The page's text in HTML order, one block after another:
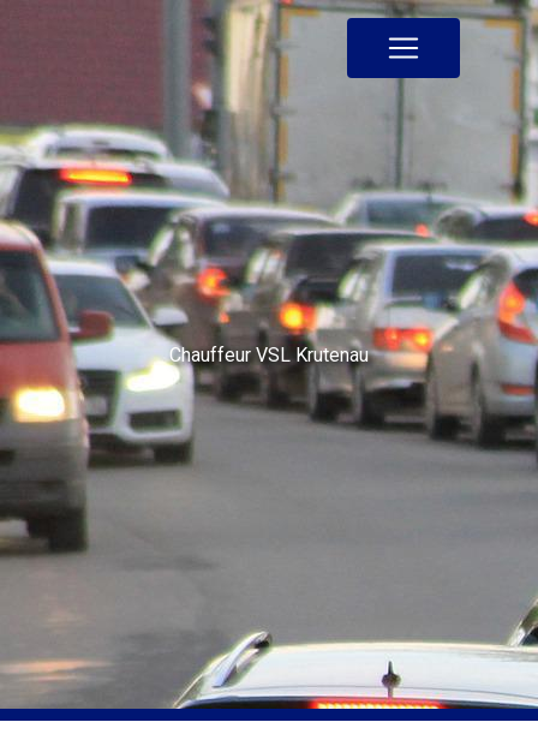
Chauffeur VSL Krutenau
Panneau de gestion des cookies